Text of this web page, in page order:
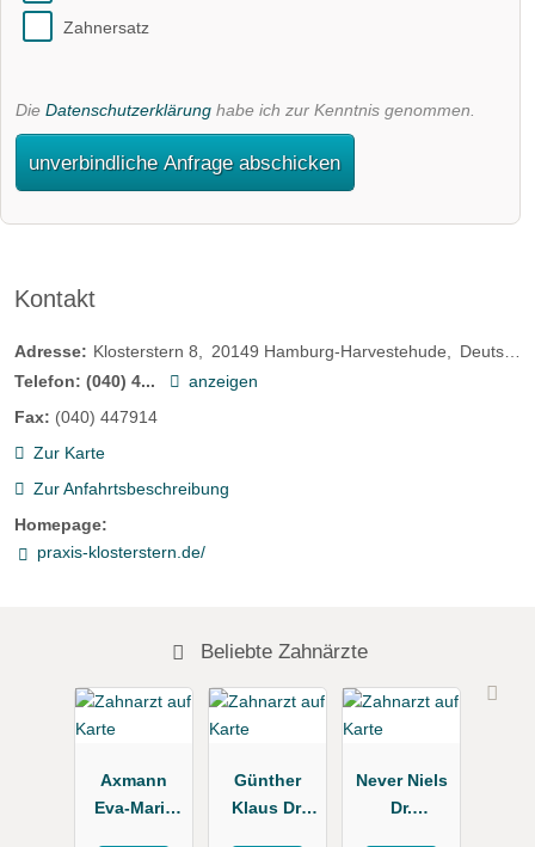
Zahnersatz
Die Datenschutzerklärung habe ich zur Kenntnis genommen.
unverbindliche Anfrage abschicken
Kontakt
Adresse: Klosterstern 8 20149 Hamburg-Harvestehude
Deutschland
Telefon: (040) 4...
anzeigen
Fax: (040) 447914
Zur Karte
Zur Anfahrtsbeschreibung
Homepage:
praxis-klosterstern.de/
Beliebte Zahnärzte
Axmann
Eva-Maria
Günther
Klaus Dr.
Never Niels
Dr.